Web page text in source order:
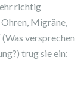
richtig
Migräne,
versprechen
trug sie ein: